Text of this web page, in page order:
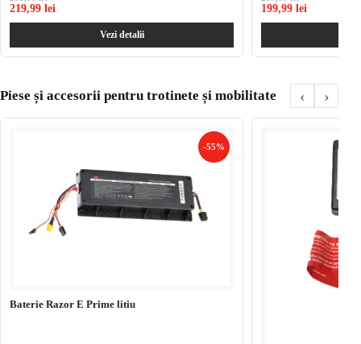
219,99 lei
Vezi detalii
199,99 lei
Piese și accesorii pentru trotinete și mobilitate ‹ ›
-55%
Baterie Razor E Prime litiu